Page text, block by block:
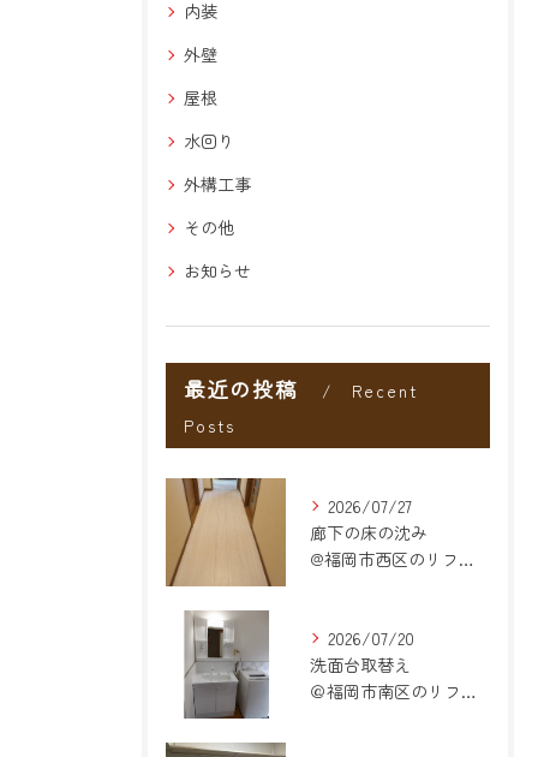
内装
外壁
屋根
水回り
外構工事
その他
お知らせ
最近の投稿
Recent
Posts
2026/07/27
廊下の床の沈み
@福岡市西区のリフォーム
2026/07/20
洗面台取替え
＠福岡市南区のリフォーム